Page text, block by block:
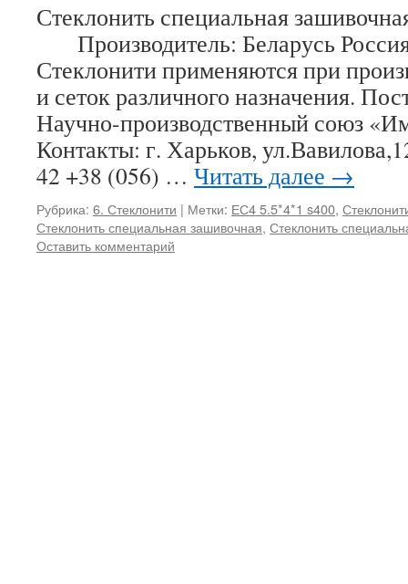
Стеклонить специальная
Производитель: Беларусь
Стеклонити применяются при
и сеток различного назначения.
Научно-производственный союз
Контакты: г. Харьков,
42 +38 (056) … Читать далее →
Рубрика: 6. Стеклонити | Метки: ЕС4 5.5*4*1 s400,
Стеклонить специальная зашивочная, Стеклонить
Оставить комментарий